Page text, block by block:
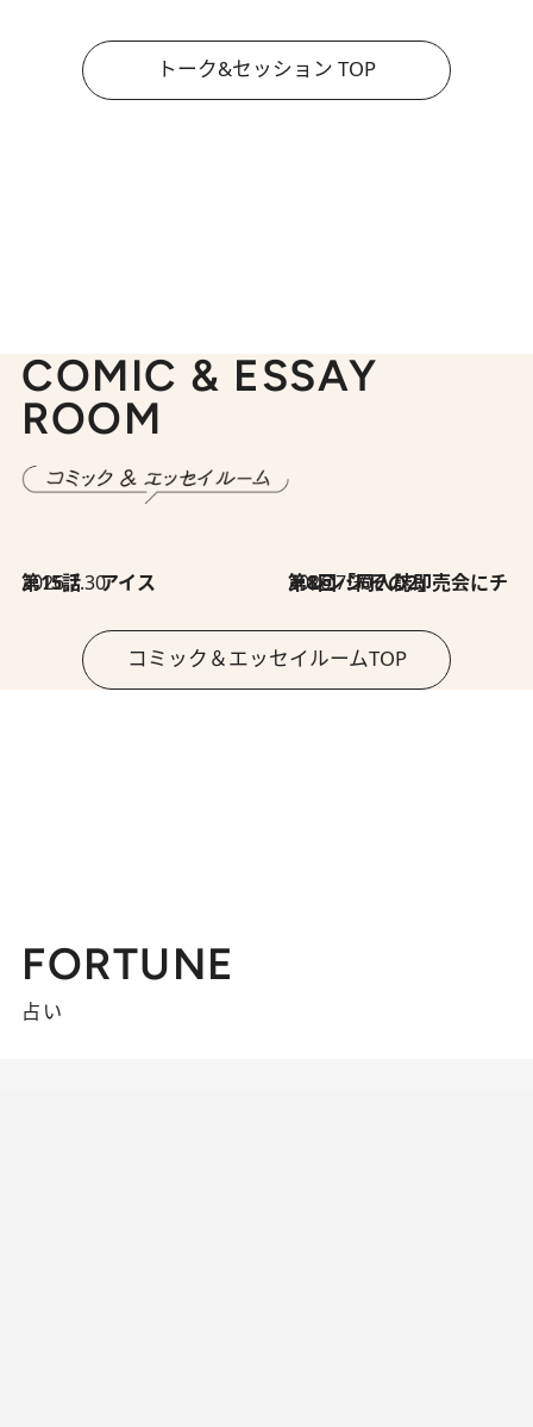
トーク&セッション TOP
COMIC & ESSAY
ROOM
2026.7.30
第15話 アイス 2026.7.30
第8回「同人誌即売会にチャレンジ その2」
コミック＆エッセイルームTOP
FORTUNE
占い